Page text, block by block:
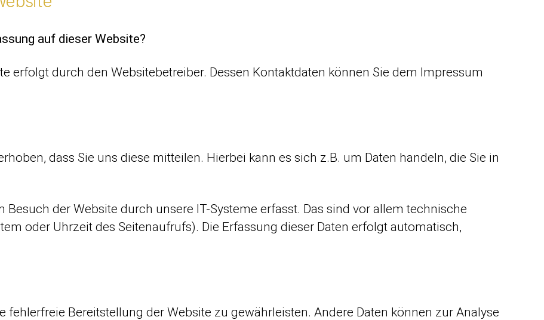
auf dieser Website?
erfolgt durch den Websitebetreiber. Dessen Kontaktdaten können Sie dem Impressum
dass Sie uns diese mitteilen. Hierbei kann es sich z.B. um Daten handeln, die Sie in
der Website durch unsere IT-Systeme erfasst. Das sind vor allem technische
oder Uhrzeit des Seitenaufrufs). Die Erfassung dieser Daten erfolgt automatisch,
fehlerfreie Bereitstellung der Website zu gewährleisten. Andere Daten können zur Analyse